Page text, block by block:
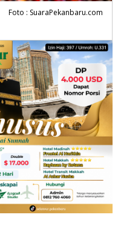
Foto : SuaraPekanbaru.com